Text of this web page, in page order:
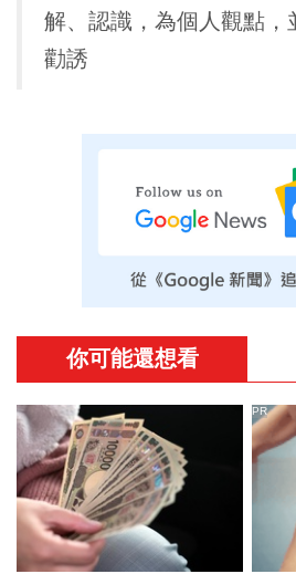
解、認識，為個人觀點，
勸誘